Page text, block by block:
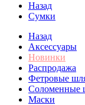
Назад
Сумки
Назад
Аксессуары
Новинки
Распродажа
Фетровые
Соломенные
Маски